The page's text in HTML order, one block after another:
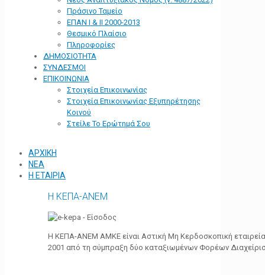
Πράσινο Ταμείο
ΕΠΑΝ Ι & ΙΙ 2000-2013
Θεσμικό Πλαίσιο
Πληροφορίες
ΔΗΜΟΣΙΟΤΗΤΑ
ΣΥΝΔΕΣΜΟΙ
ΕΠΙΚΟΙΝΩΝΙΑ
Στοιχεία Επικοινωνίας
Στοιχεία Επικοινωνίας Εξυπηρέτησης
Κοινού
Στείλε Το Ερώτημά Σου
ΑΡΧΙΚΗ
ΝΕΑ
Η ΕΤΑΙΡΙΑ
Η ΚΕΠΑ-ΑΝΕΜ
Η ΚΕΠΑ-ΑΝΕΜ ΑΜΚΕ είναι Αστική Μη Κερδοσκοπική
2001 από τη σύμπραξη δύο καταξιωμένων Φορέων